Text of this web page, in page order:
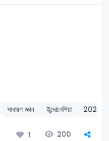
সাধারণ জ্ঞান ইন্দোনেশিয়া 2026
1 200